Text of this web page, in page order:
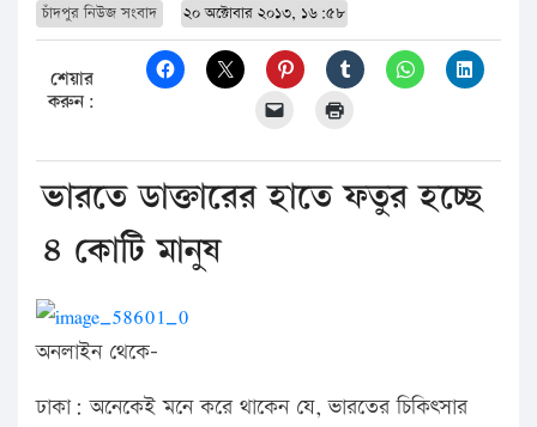
চাঁদপুর নিউজ সংবাদ ২০ অক্টোবার ২০১৩, ১৬:৫৮
শেয়ার
করুন:
ভারতে ডাক্তারের হাতে ফতুর হচ্ছে
৪ কোটি মানুষ
অনলাইন থেকে-
ঢাকা: অনেকেই মনে করে থাকেন যে, ভারতের চিকিৎসার